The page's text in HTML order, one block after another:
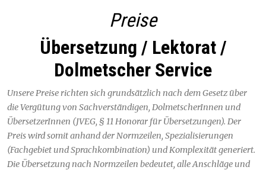
Preise
Übersetzung / Lektorat /
Dolmetscher Service
Unsere Preise richten sich grundsätzlich nach dem Gesetz über
die Vergütung von Sachverständigen, DolmetscherInnen und
ÜbersetzerInnen (JVEG, § 11 Honorar für Übersetzungen). Der
Preis wird somit anhand der Normzeilen, Spezialisierungen
(Fachgebiet und Sprachkombination) und Komplexität generiert.
Die Übersetzung nach Normzeilen bedeutet, alle Anschläge und